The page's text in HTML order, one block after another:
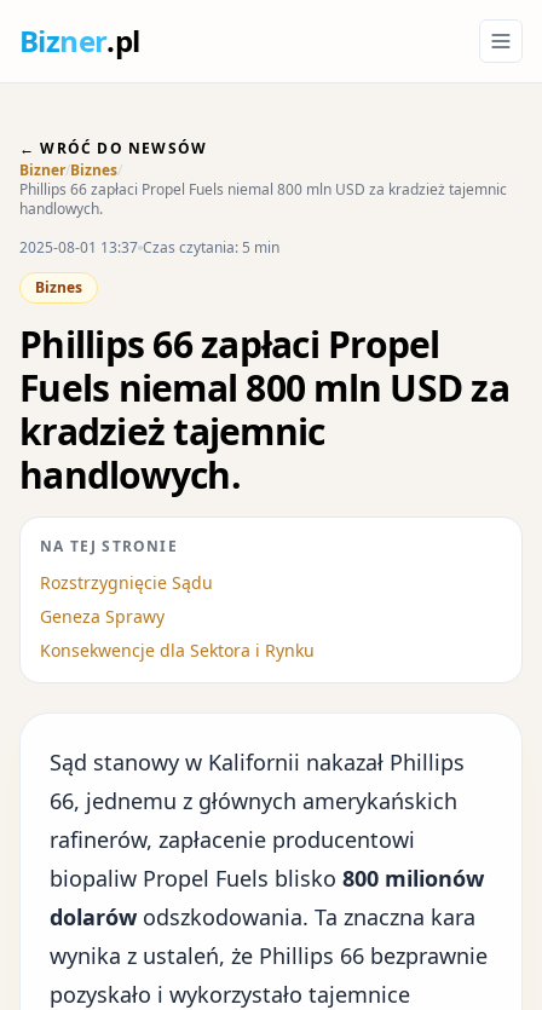
Bizner.pl
← WRÓĆ DO NEWSÓW
Bizner/Biznes/
Phillips 66 zapłaci Propel Fuels niemal 800 mln USD za kradzież tajemnic
handlowych.
2025-08-01 13:37 Czas czytania: 5 min
Biznes
Phillips 66 zapłaci Propel
Fuels niemal 800 mln USD za
kradzież tajemnic
handlowych.
NA TEJ STRONIE
Rozstrzygnięcie Sądu
Geneza Sprawy
Konsekwencje dla Sektora i Rynku
Sąd stanowy w Kalifornii nakazał Phillips
66, jednemu z głównych amerykańskich
rafinerów, zapłacenie producentowi
biopaliw Propel Fuels blisko 800 milionów
dolarów odszkodowania. Ta znaczna kara
wynika z ustaleń, że Phillips 66 bezprawnie
pozyskało i wykorzystało tajemnice